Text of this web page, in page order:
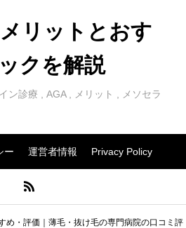
リットとおす
クを解説
ン診療 AGA, メリット
メソセラ
ー 運営者情報 Privacy Policy
め・評価｜薄毛・抜け毛の専門病院の口コミ評